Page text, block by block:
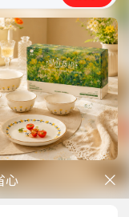
心
